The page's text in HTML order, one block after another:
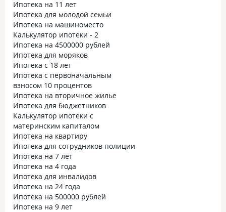
Ипотека на 11 лет
Ипотека для молодой семьи
Ипотека на машиноместо
Калькулятор ипотеки - 2
Ипотека на 4500000 рублей
Ипотека для моряков
Ипотека с 18 лет
Ипотека с первоначальным
взносом 10 процентов
Ипотека на вторичное жилье
Ипотека для бюджетников
Калькулятор ипотеки с
материнским капиталом
Ипотека на квартиру
Ипотека для сотрудников полиции
Ипотека на 7 лет
Ипотека на 4 года
Ипотека для инвалидов
Ипотека на 24 года
Ипотека на 500000 рублей
Ипотека на 9 лет